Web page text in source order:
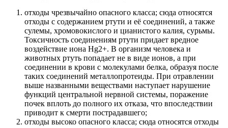
отходы чрезвычайно опасного класса; сюда относятся
отходы с содержанием ртути и её соединений, а также
сулемы, хромовокислого и цианистого калия, сурьмы.
Токсичность соединениям ртути придает вредное
воздействие иона Hg2+. В организм человека и
животных ртуть попадает не в виде ионов, а при
соединении в крови с молекулами белка, образуя после
таких соединений металлопротеиды. При отравлении
выше названными веществами наступает нарушение
функций центральной нервной системы, поражение
почек вплоть до полного их отказа, что впоследствии
приводит к смерти пострадавшего;
отходы высоко опасного класса; сюда относятся отходы